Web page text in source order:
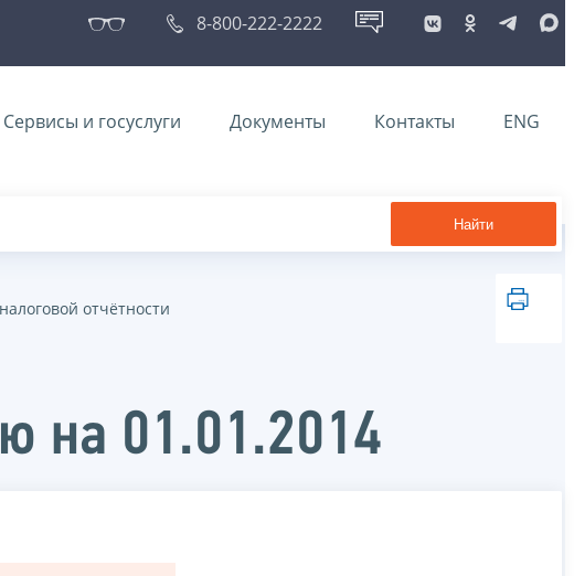
8-800-222-2222
Сервисы и госуслуги Документы Контакты ENG
Найти
отчётности
на 01.01.2014